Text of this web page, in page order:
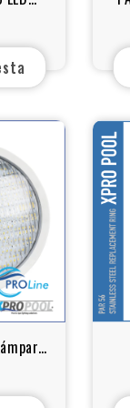
LEDs
35-
-
acero